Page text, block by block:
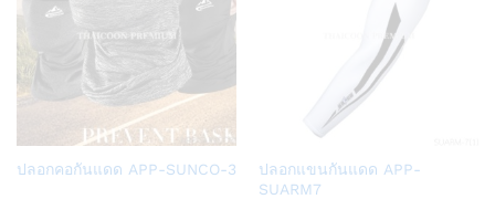
Add
ปลอกคอกันแดด APP-SUNCO-3
Add
ปลอกแขนกันแดด APP-
SUARM7